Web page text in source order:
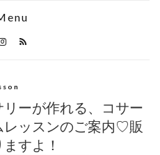
ーが作れる、コサー
レッスンのご案内♡販
すよ！